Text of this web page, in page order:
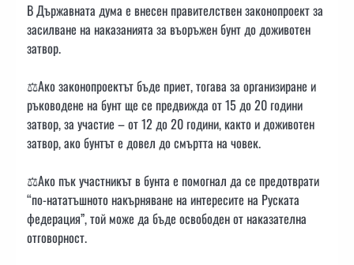
В Държавната дума е внесен правителствен законопроект за
засилване на наказанията за въоръжен бунт до доживотен
затвор.
⚖️Ако законопроектът бъде приет, тогава за организиране и
ръководене на бунт ще се предвижда от 15 до 20 години
затвор, за участие – от 12 до 20 години, както и доживотен
затвор, ако бунтът е довел до смъртта на човек.
⚖️Ако пък участникът в бунта е помогнал да се предотврати
“по-нататъшното накърняване на интересите на Руската
федерация”, той може да бъде освободен от наказателна
отговорност.